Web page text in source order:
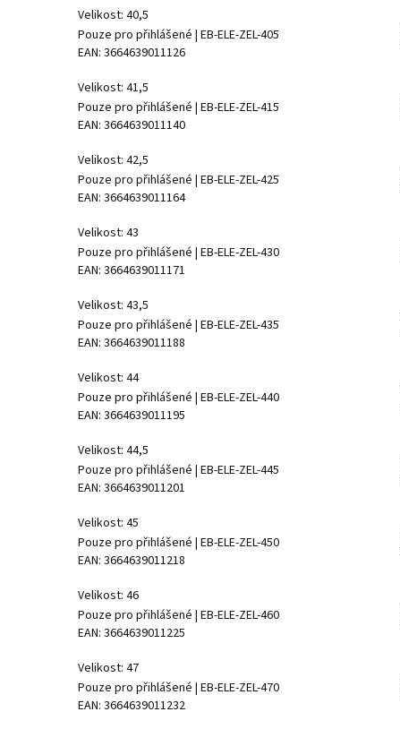
Velikost: 40,5
Pouze pro přihlášené | EB-ELE-ZEL-405
EAN: 3664639011126
Velikost: 41,5
Pouze pro přihlášené | EB-ELE-ZEL-415
EAN: 3664639011140
Velikost: 42,5
Pouze pro přihlášené | EB-ELE-ZEL-425
EAN: 3664639011164
Velikost: 43
Pouze pro přihlášené | EB-ELE-ZEL-430
EAN: 3664639011171
Velikost: 43,5
Pouze pro přihlášené | EB-ELE-ZEL-435
EAN: 3664639011188
Velikost: 44
Pouze pro přihlášené | EB-ELE-ZEL-440
EAN: 3664639011195
Velikost: 44,5
Pouze pro přihlášené | EB-ELE-ZEL-445
EAN: 3664639011201
Velikost: 45
Pouze pro přihlášené | EB-ELE-ZEL-450
EAN: 3664639011218
Velikost: 46
Pouze pro přihlášené | EB-ELE-ZEL-460
EAN: 3664639011225
Velikost: 47
Pouze pro přihlášené | EB-ELE-ZEL-470
EAN: 3664639011232